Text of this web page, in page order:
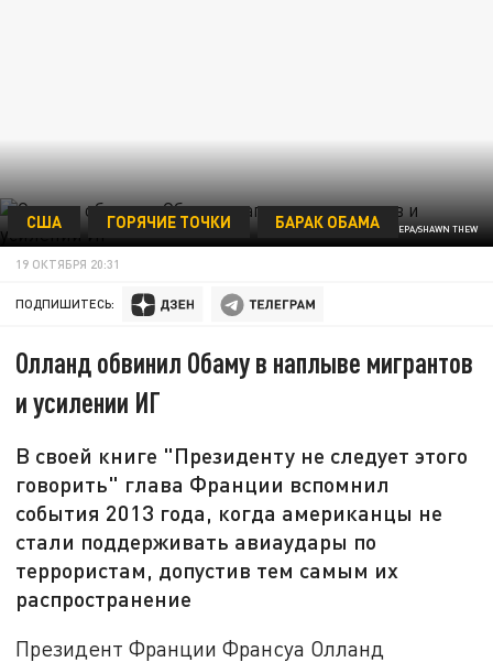
ФОТО - EPA/SHAWN THEW
США ГОРЯЧИЕ ТОЧКИ БАРАК ОБАМА
19 ОКТЯБРЯ 20:31
ПОДПИШИТЕСЬ:
Олланд обвинил Обаму в наплыве мигрантов
и усилении ИГ
В своей книге "Президенту не следует этого
говорить" глава Франции вспомнил
события 2013 года, когда американцы не
стали поддерживать авиаудары по
террористам, допустив тем самым их
распространение
Президент Франции Франсуа Олланд